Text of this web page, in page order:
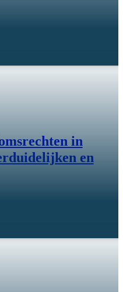
in
en